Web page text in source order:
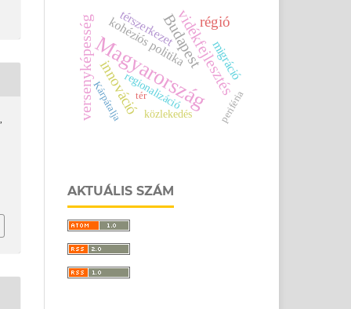
Magyarország
vidékfejlesztés
versenyképesség Budapest
innováció
régió
kohéziós politika migráció
térszerkezet
regionalizáció
közlekedés
tér periféria
Kárpátalja
AKTUÁLIS SZÁM